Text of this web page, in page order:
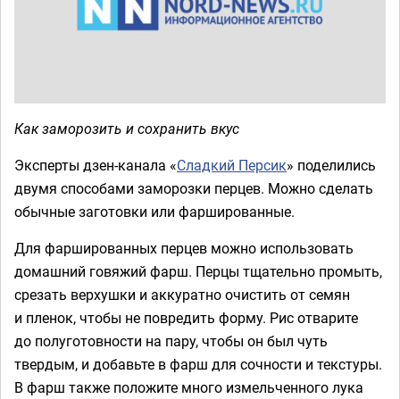
Как заморозить и сохранить вкус
Эксперты дзен-канала «Сладкий Персик» поделились
двумя способами заморозки перцев. Можно сделать
обычные заготовки или фаршированные.
Для фаршированных перцев можно использовать
домашний говяжий фарш. Перцы тщательно промыть,
срезать верхушки и аккуратно очистить от семян
и пленок, чтобы не повредить форму. Рис отварите
до полуготовности на пару, чтобы он был чуть
твердым, и добавьте в фарш для сочности и текстуры.
В фарш также положите много измельченного лука